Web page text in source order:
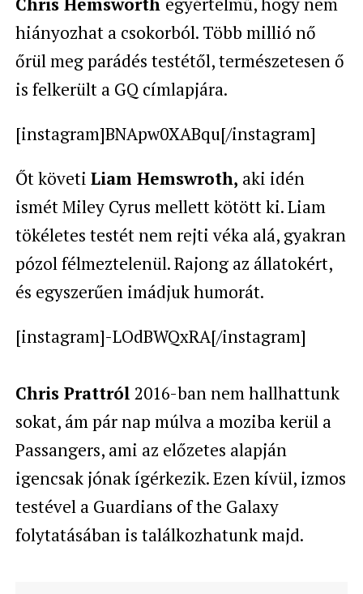
hiányozhat a csokorból. Több millió nő
őrül meg parádés testétől, természetesen ő
is felkerült a GQ címlapjára.
[instagram]BNApw0XABqu[/instagram]
Őt követi Liam Hemswroth, aki idén
ismét Miley Cyrus mellett kötött ki. Liam
tökéletes testét nem rejti véka alá, gyakran
pózol félmeztelenül. Rajong az állatokért,
és egyszerűen imádjuk humorát.
[instagram]-LOdBWQxRA[/instagram]
Chris Prattról 2016-ban nem hallhattunk
sokat, ám pár nap múlva a moziba kerül a
Passangers, ami az előzetes alapján
igencsak jónak ígérkezik. Ezen kívül, izmos
testével a Guardians of the Galaxy
folytatásában is találkozhatunk majd.